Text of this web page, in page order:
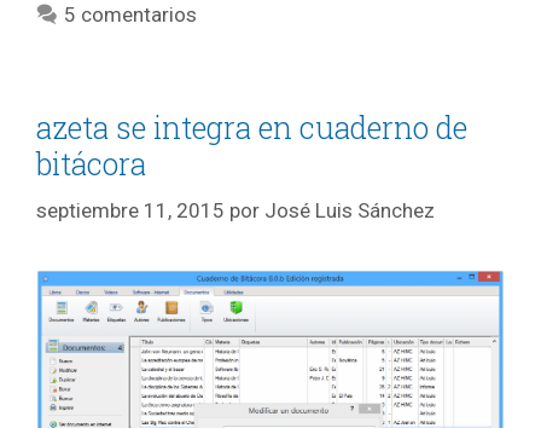
5 comentarios
azeta se integra en cuaderno de
bitácora
septiembre 11, 2015 por José Luis Sánchez